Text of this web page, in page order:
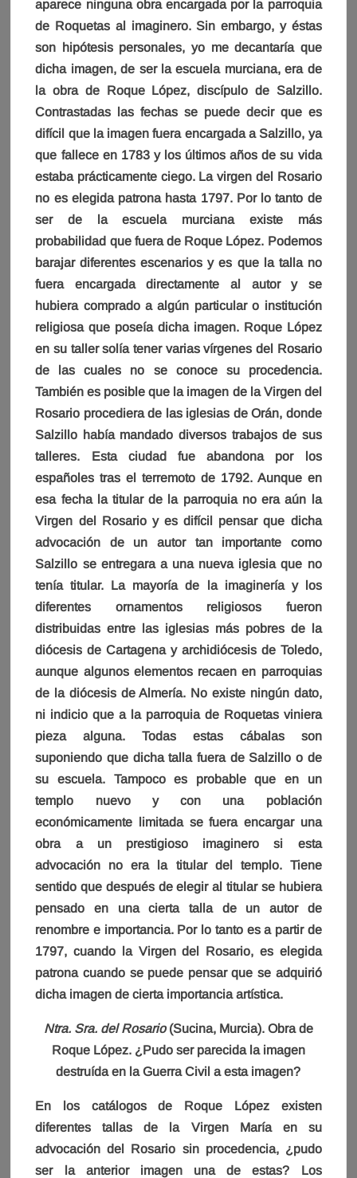
aparece ninguna obra encargada por la parroquia
de Roquetas al imaginero. Sin embargo, y éstas
son hipótesis personales, yo me decantaría que
dicha imagen, de ser la escuela murciana, era de
la obra de Roque López, discípulo de Salzillo.
Contrastadas las fechas se puede decir que es
difícil que la imagen fuera encargada a Salzillo, ya
que fallece en 1783 y los últimos años de su vida
estaba prácticamente ciego. La virgen del Rosario
no es elegida patrona hasta 1797. Por lo tanto de
ser de la escuela murciana existe más
probabilidad que fuera de Roque López. Podemos
barajar diferentes escenarios y es que la talla no
fuera encargada directamente al autor y se
hubiera comprado a algún particular o institución
religiosa que poseía dicha imagen. Roque López
en su taller solía tener varias vírgenes del Rosario
de las cuales no se conoce su procedencia.
También es posible que la imagen de la Virgen del
Rosario procediera de las iglesias de Orán, donde
Salzillo había mandado diversos trabajos de sus
talleres. Esta ciudad fue abandona por los
españoles tras el terremoto de 1792. Aunque en
esa fecha la titular de la parroquia no era aún la
Virgen del Rosario y es difícil pensar que dicha
advocación de un autor tan importante como
Salzillo se entregara a una nueva iglesia que no
tenía titular. La mayoría de la imaginería y los
diferentes ornamentos religiosos fueron
distribuidas entre las iglesias más pobres de la
diócesis de Cartagena y archidiócesis de Toledo,
aunque algunos elementos recaen en parroquias
de la diócesis de Almería. No existe ningún dato,
ni indicio que a la parroquia de Roquetas viniera
pieza alguna. Todas estas cábalas son
suponiendo que dicha talla fuera de Salzillo o de
su escuela. Tampoco es probable que en un
templo nuevo y con una población
económicamente limitada se fuera encargar una
obra a un prestigioso imaginero si esta
advocación no era la titular del templo. Tiene
sentido que después de elegir al titular se hubiera
pensado en una cierta talla de un autor de
renombre e importancia. Por lo tanto es a partir de
1797, cuando la Virgen del Rosario, es elegida
patrona cuando se puede pensar que se adquirió
dicha imagen de cierta importancia artística.
Ntra. Sra. del Rosario(Sucina, Murcia). Obra de
Roque López. ¿Pudo ser parecida la imagen
destruída en la Guerra Civil a esta imagen?
En los catálogos de Roque López existen
diferentes tallas de la Virgen María en su
advocación del Rosario sin procedencia, ¿pudo
ser la anterior imagen una de estas? Los